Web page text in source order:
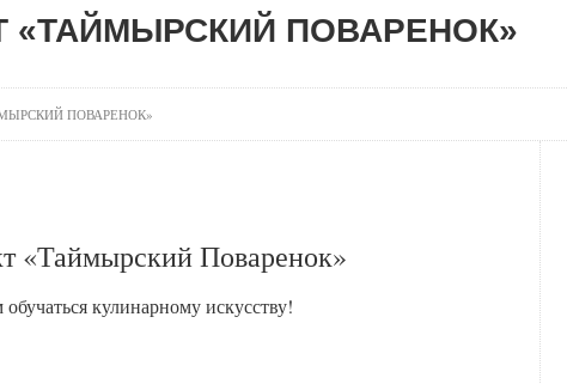
«ТАЙМЫРСКИЙ ПОВАРЕНОК»
ПОВАРЕНОК»
«Таймырский Поваренок»
кулинарному искусству!